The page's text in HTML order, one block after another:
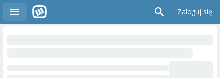
Zaloguj się